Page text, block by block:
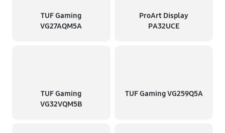
TUF Gaming
VG27AQM5A
ProArt Display
PA32UCE
TUF Gaming
VG32VQM5B
TUF Gaming VG259Q5A